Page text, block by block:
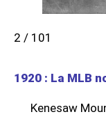
2 / 101
1920 : La MLB
Kenesaw